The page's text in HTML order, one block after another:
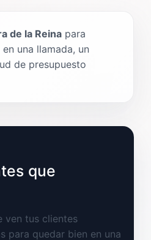
de la Reina para
una llamada, un
de presupuesto
que
ven tus clientes
para quedar bien en una